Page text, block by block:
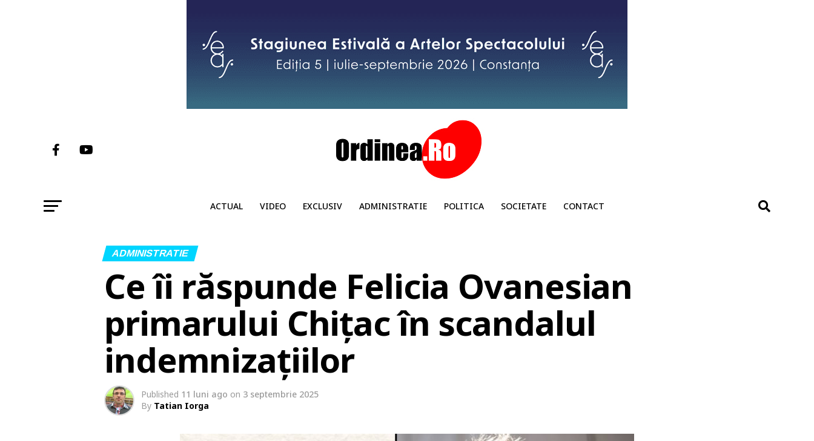
ACTUAL VIDEO EXCLUSIV ADMINISTRATIE POLITICA SOCIETATE CONTACT
ADMINISTRATIE
Ce îi răspunde Felicia Ovanesian
primarului Chițac în scandalul
indemnizațiilor
Published 11 luni ago on 3 septembrie 2025
By Tatian Iorga